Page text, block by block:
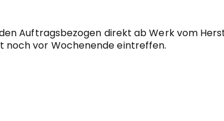
Auftragsbezogen direkt ab Werk vom
noch vor Wochenende eintreffen.